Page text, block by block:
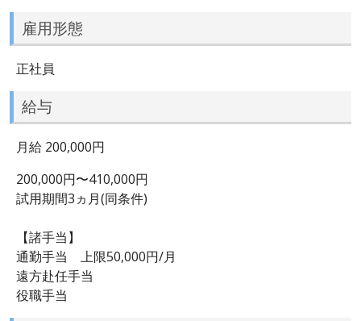
雇用形態
正社員
給与
月給 200,000円
200,000円〜410,000円
試用期間3ヵ月(同条件)
【諸手当】
通勤手当 上限50,000円/月
遠方赴任手当
役職手当